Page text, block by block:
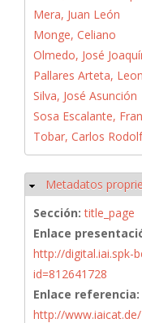
Mera, Juan León
Monge, Celiano
Olmedo, José
Pallares Arteta,
Silva, José Asunción
Sosa Escalante,
Tobar, Carlos
Ocultar
Metadatos
Sección:title_page
Enlace
http://digital.iai.spk-
id=812641728
Enlace referencia:
http://